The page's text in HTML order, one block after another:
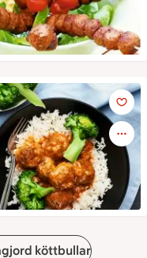
Tikka Masala med
köttbullar